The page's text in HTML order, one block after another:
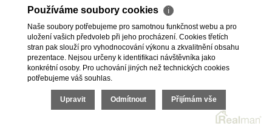
Používáme soubory cookies ℹ
Naše soubory potřebujeme pro samotnou funkčnost webu a pro
uložení vašich předvoleb při jeho procházení. Cookies třetích
stran pak slouží pro vyhodnocování výkonu a zkvalitnění obsahu
prezentace. Nejsou určeny k identifikaci návštěvníka jako
konkrétní osoby. Pro uchování jiných než technických cookies
potřebujeme váš souhlas.
Upravit Odmítnout Přijímám vše